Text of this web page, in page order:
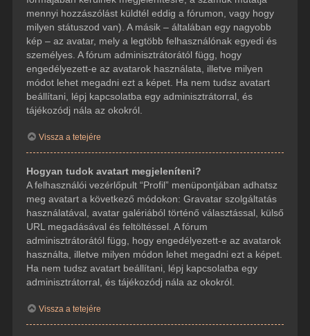
mennyi hozzászólást küldtél eddig a fórumon, vagy hogy
milyen státuszod van). A másik – általában egy nagyobb
kép – az avatar, mely a legtöbb felhasználónak egyedi és
személyes. A fórum adminisztrátorától függ, hogy
engedélyezett-e az avatarok használata, illetve milyen
módot lehet megadni ezt a képet. Ha nem tudsz avatart
beállítani, lépj kapcsolatba egy adminisztrátorral, és
tájékozódj nála az okokról.
Vissza a tetejére
Hogyan tudok avatart megjeleníteni?
A felhasználói vezérlőpult “Profil” menüpontjában adhatsz
meg avatart a következő módokon: Gravatar szolgáltatás
használatával, avatar galériából történő választással, külső
URL megadásával és feltöltéssel. A fórum
adminisztrátorától függ, hogy engedélyezett-e az avatarok
használta, illetve milyen módon lehet megadni ezt a képet.
Ha nem tudsz avatart beállítani, lépj kapcsolatba egy
adminisztrátorral, és tájékozódj nála az okokról.
Vissza a tetejére